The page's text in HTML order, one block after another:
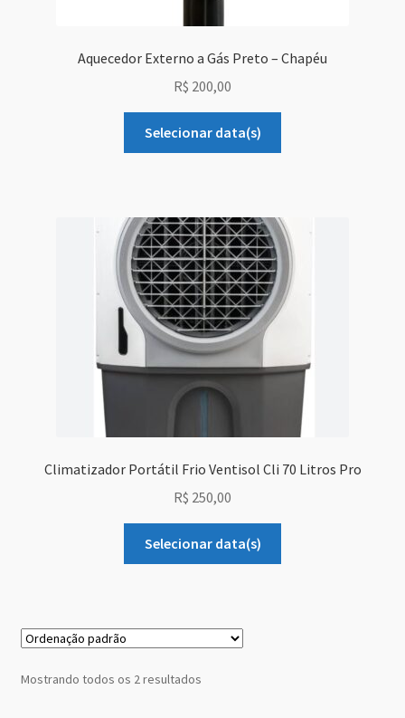
Simple Slider
Dony Locações
Instagram feed
Aquecedor Externo a Gás Preto – Chapéu
R$ 200,00
Selecionar data(s)
Climatizador Portátil Frio Ventisol Cli 70 Litros Pro
R$ 250,00
Selecionar data(s)
Mostrando todos os 2 resultados